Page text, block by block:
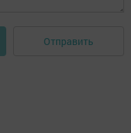
Отправить